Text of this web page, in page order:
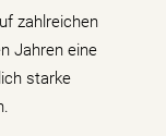
zahlreichen
Jahren eine
starke